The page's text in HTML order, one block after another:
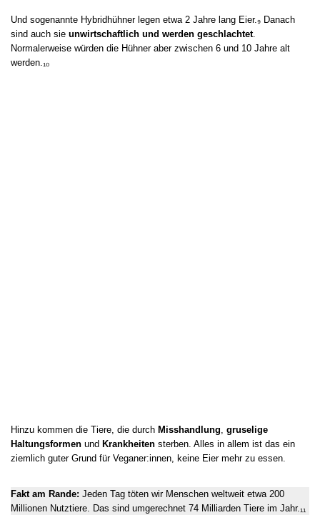
Und sogenannte Hybridhühner legen etwa 2 Jahre lang Eier.₉ Danach
sind auch sie unwirtschaftlich und werden geschlachtet.
Normalerweise würden die Hühner aber zwischen 6 und 10 Jahre alt
werden.₁₀
Hinzu kommen die Tiere, die durch Misshandlung, gruselige
Haltungsformen und Krankheiten sterben. Alles in allem ist das ein
ziemlich guter Grund für Veganer:innen, keine Eier mehr zu essen.
Fakt am Rande: Jeden Tag töten wir Menschen weltweit etwa 200
Millionen Nutztiere. Das sind umgerechnet 74 Milliarden Tiere im Jahr.₁₁